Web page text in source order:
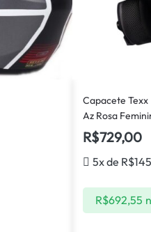
Capacete
Az Rosa
R$729,00
5x de R$
R$692,55